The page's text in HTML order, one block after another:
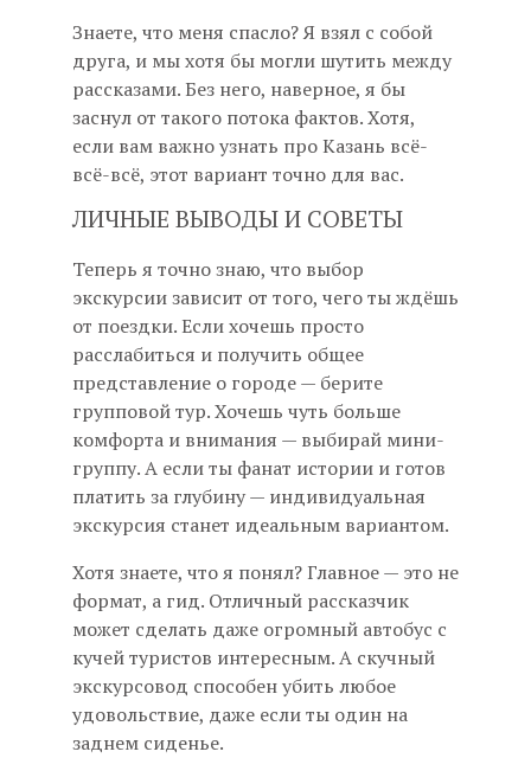
Знаете, что меня спасло? Я взял с собой
друга, и мы хотя бы могли шутить между
рассказами. Без него, наверное, я бы
заснул от такого потока фактов. Хотя,
если вам важно узнать про Казань всё-
всё-всё, этот вариант точно для вас.
ЛИЧНЫЕ ВЫВОДЫ И СОВЕТЫ
Теперь я точно знаю, что выбор
экскурсии зависит от того, чего ты ждёшь
от поездки. Если хочешь просто
расслабиться и получить общее
представление о городе — берите
групповой тур. Хочешь чуть больше
комфорта и внимания — выбирай мини-
группу. А если ты фанат истории и готов
платить за глубину — индивидуальная
экскурсия станет идеальным вариантом.
Хотя знаете, что я понял? Главное — это не
формат, а гид. Отличный рассказчик
может сделать даже огромный автобус с
кучей туристов интересным. А скучный
экскурсовод способен убить любое
удовольствие, даже если ты один на
заднем сиденье.